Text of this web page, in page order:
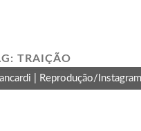
TRAIÇÃO
| Reprodução/Instagram